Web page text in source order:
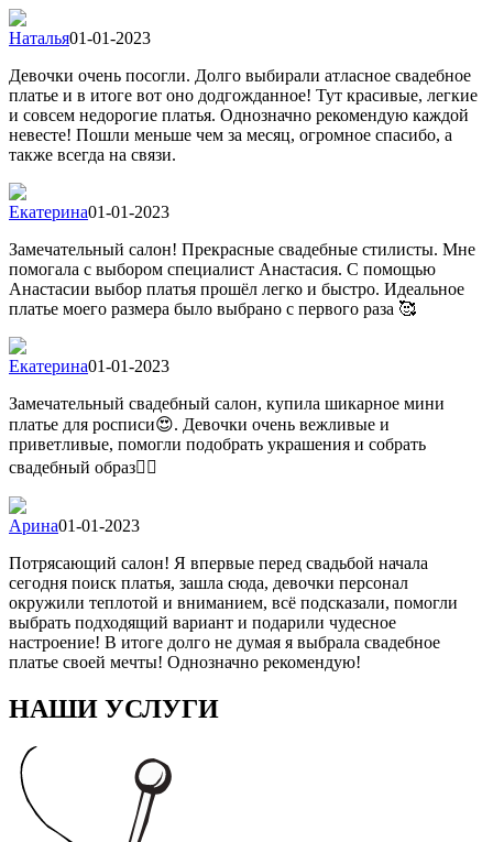
Наталья01-01-2023
Девочки очень посогли. Долго выбирали атласное свадебное
платье и в итоге вот оно додгожданное! Тут красивые, легкие
и совсем недорогие платья. Однозначно рекомендую каждой
невесте! Пошли меньше чем за месяц, огромное спасибо, а
также всегда на связи.
Екатерина01-01-2023
Замечательный салон! Прекрасные свадебные стилисты. Мне
помогала с выбором специалист Анастасия. С помощью
Анастасии выбор платья прошёл легко и быстро. Идеальное
платье моего размера было выбрано с первого раза 🥰
Екатерина01-01-2023
Замечательный свадебный салон, купила шикарное мини
платье для росписи😍. Девочки очень вежливые и
приветливые, помогли подобрать украшения и собрать
свадебный образ👍🏻
Арина01-01-2023
Потрясающий салон! Я впервые перед свадьбой начала
сегодня поиск платья, зашла сюда, девочки персонал
окружили теплотой и вниманием, всё подсказали, помогли
выбрать подходящий вариант и подарили чудесное
настроение! В итоге долго не думая я выбрала свадебное
платье своей мечты! Однозначно рекомендую!
НАШИ УСЛУГИ